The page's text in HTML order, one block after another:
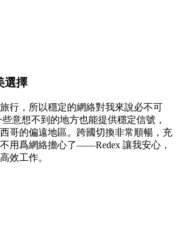
選擇
行，所以穩定的網絡對我來說必不可
些意想不到的地方也能提供穩定信號，
哥的偏遠地區。跨國切換非常順暢，充
用爲網絡擔心了——Redex 讓我安心，
效工作。